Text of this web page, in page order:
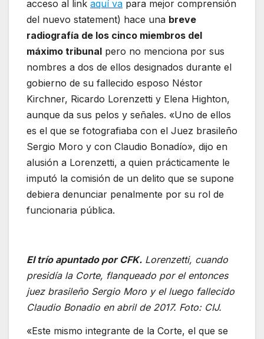
acceso al link aquí va para mejor comprensión
del nuevo statement) hace una breve
radiografía de los cinco miembros del
máximo tribunal pero no menciona por sus
nombres a dos de ellos designados durante el
gobierno de su fallecido esposo Néstor
Kirchner, Ricardo Lorenzetti y Elena Highton,
aunque da sus pelos y señales. «Uno de ellos
es el que se fotografiaba con el Juez brasileño
Sergio Moro y con Claudio Bonadío», dijo en
alusión a Lorenzetti, a quien prácticamente le
imputó la comisión de un delito que se supone
debiera denunciar penalmente por su rol de
funcionaria pública.
El trío apuntado por CFK. Lorenzetti, cuando
presidía la Corte, flanqueado por el entonces
juez brasileño Sergio Moro y el luego fallecido
Claudio Bonadio en abril de 2017. Foto: CIJ.
«Este mismo integrante de la Corte, el que se